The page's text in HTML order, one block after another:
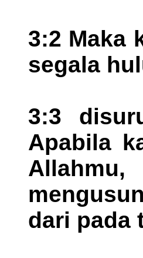
3:2 Maka
segala
3:3
Apabila
dari pada